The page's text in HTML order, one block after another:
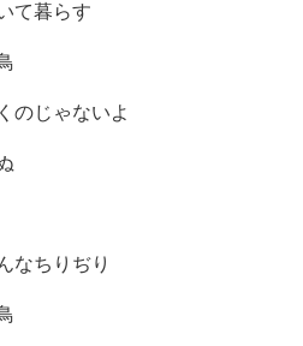
て暮らす
じゃないよ
ちりぢり